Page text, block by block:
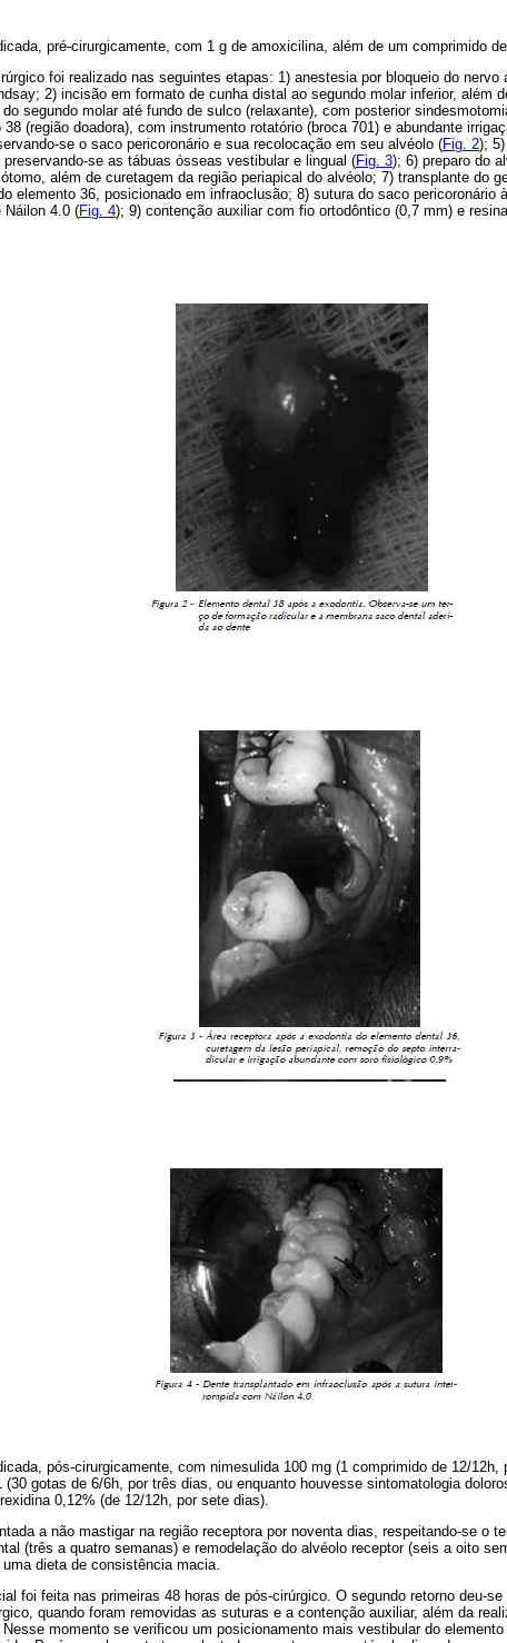
pré-cirurgicamente, com 1 g de amoxicilina, além de um comprimido
foi realizado nas seguintes etapas: 1) anestesia por bloqueio do nervo
2) incisão em formato de cunha distal ao segundo molar inferior, além
segundo molar até fundo de sulco (relaxante), com posterior
(região doadora), com instrumento rotatório (broca 701) e abundante
se o saco pericoronário e sua recolocação em seu alvéolo (Fig. 2);
preservando-se as tábuas ósseas vestibular e lingual (Fig. 3); 6) preparo do
além de curetagem da região periapical do alvéolo; 7) transplante do
elemento 36, posicionado em infraoclusão; 8) sutura do saco pericoronário
Náilon 4.0 (Fig. 4); 9) contenção auxiliar com fio ortodôntico (0,7 mm) e
pós-cirurgicamente, com nimesulida 100 mg (1 comprimido de 12/12h,
(30 gotas de 6/6h, por três dias, ou enquanto houvesse sintomatologia
0,12% (de 12/12h, por sete dias).
a não mastigar na região receptora por noventa dias, respeitando-se o
(três a quatro semanas) e remodelação do alvéolo receptor (seis a oito
dieta de consistência macia.
foi feita nas primeiras 48 horas de pós-cirúrgico. O segundo retorno deu-
quando foram removidas as suturas e a contenção auxiliar, além da
Nesse momento se verificou um posicionamento mais vestibular do